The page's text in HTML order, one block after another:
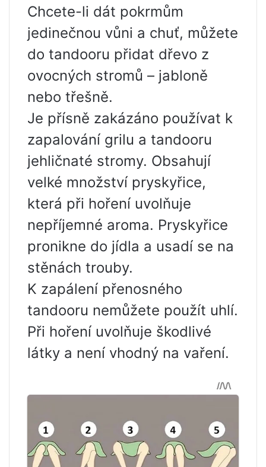
Chcete-li dát pokrmům
jedinečnou vůni a chuť, můžete
do tandooru přidat dřevo z
ovocných stromů – jabloně
nebo třešně.
Je přísně zakázáno používat k
zapalování grilu a tandooru
jehličnaté stromy. Obsahují
velké množství pryskyřice,
která při hoření uvolňuje
nepříjemné aroma. Pryskyřice
pronikne do jídla a usadí se na
stěnách trouby.
K zapálení přenosného
tandooru nemůžete použít uhlí.
Při hoření uvolňuje škodlivé
látky a není vhodný na vaření.